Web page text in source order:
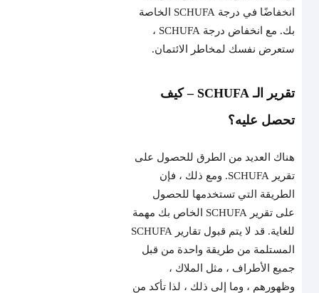
انخفاضًا في درجة SCHUFA الخاصة
بك. مع انخفاض درجة SCHUFA ،
ستعرض نفسك لمخاطر الائتمان.
تقرير الـ SCHUFA – كيف
تحصل عليه؟
هناك العديد من الطرق للحصول على
تقرير SCHUFA. ومع ذلك ، فإن
الطريقة التي تستخدمها للحصول
على تقرير SCHUFA الخاص بك مهمة
للغاية. قد لا يتم قبول تقارير SCHUFA
المستلمة من طريقة واحدة من قبل
جميع الأطراف ، مثل الملاك ،
وظهورهم ، وما إلى ذلك ، لذا تأكد من